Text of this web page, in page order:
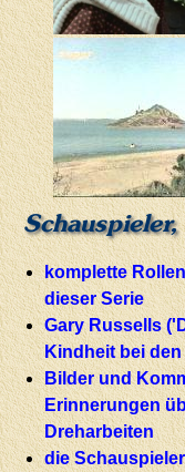
komplette
dieser Serie
Gary Russells
Kindheit bei
Bilder und
Erinnerungen
Dreharbeiten
die